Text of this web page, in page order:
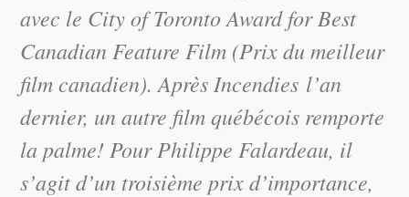
avec le City of Toronto Award for Best
Canadian Feature Film (Prix du meilleur
film canadien). Après Incendies l’an
dernier, un autre film québécois remporte
la palme! Pour Philippe Falardeau, il
s’agit d’un troisième prix d’importance,